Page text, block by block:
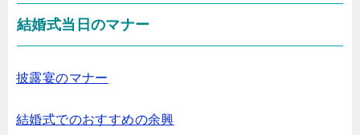
結婚式当日のマナー
披露宴のマナー
結婚式でのおすすめの余興